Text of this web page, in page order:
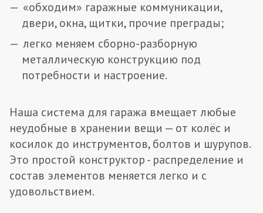
«обходим» гаражные коммуникации,
двери, окна, щитки, прочие преграды;
легко меняем сборно-разборную
металлическую конструкцию под
потребности и настроение.
Наша система для гаража вмещает любые
неудобные в хранении вещи — от колёс и
косилок до инструментов, болтов и шурупов.
Это простой конструктор - распределение и
состав элементов меняется легко и с
удовольствием.